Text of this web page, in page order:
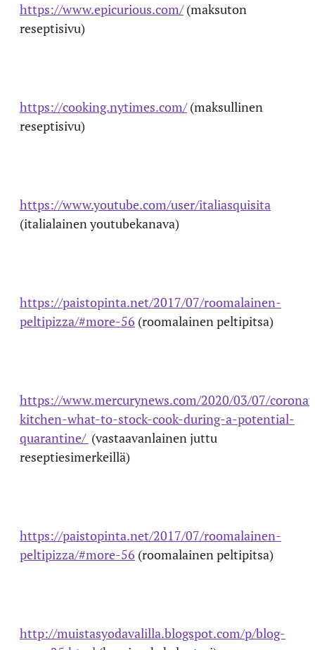
https://www.epicurious.com/(maksuton
reseptisivu)
https://cooking.nytimes.com/(maksullinen
reseptisivu)
https://www.youtube.com/user/italiasquisita
(italialainen youtubekanava)
https://paistopinta.net/2017/07/roomalainen-
peltipizza/#more-56 (roomalainen peltipitsa)
https://www.mercurynews.com/2020/03/07/
kitchen-what-to-stock-cook-during-a-potential-
quarantine/ (vastaavanlainen juttu
reseptiesimerkeillä)
https://paistopinta.net/2017/07/roomalainen-
peltipizza/#more-56 (roomalainen peltipitsa)
http://muistasyodavalilla.blogspot.com/p/blog-